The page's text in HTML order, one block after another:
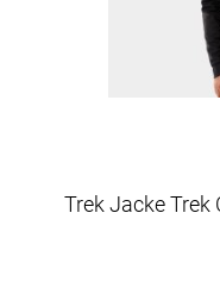
Trek Jacke Trek